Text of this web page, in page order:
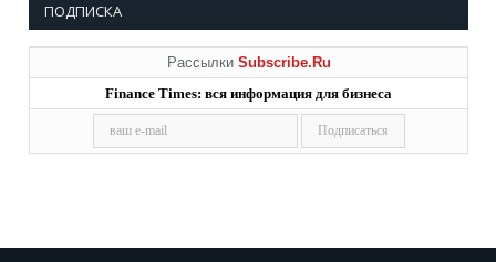
ПОДПИСКА
Рассылки Subscribe.Ru
Finance Times: вся информация для бизнеса